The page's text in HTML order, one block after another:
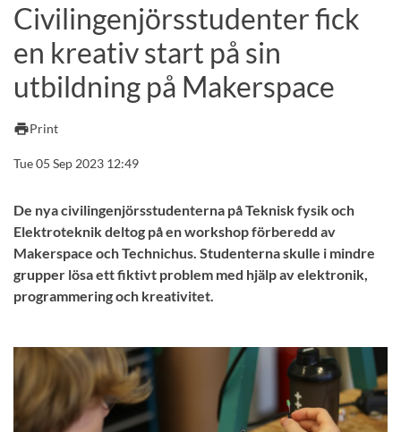
Other search services
Courses and programmesSyllabus Welcome letters
Job vacancies
Civilingenjörsstudenter fick
en kreativ start på sin
utbildning på Makerspace
printPrint
Tue 05 Sep 2023 12:49
De nya civilingenjörsstudenterna på Teknisk fysik och
Elektroteknik deltog på en workshop förberedd av
Makerspace och Technichus. Studenterna skulle i mindre
grupper lösa ett fiktivt problem med hjälp av elektronik,
programmering och kreativitet.